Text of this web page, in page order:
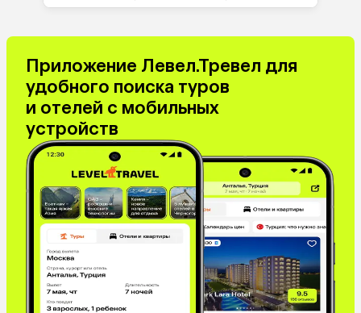
Приложение Левел.Тревел для
удобного поиска туров
и отелей с мобильных
устройств